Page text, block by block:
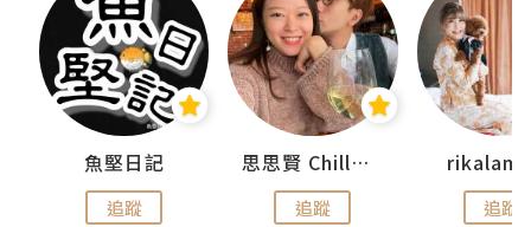
魚堅日記
追蹤
思思賢 ChillMyBabe
追蹤 追蹤